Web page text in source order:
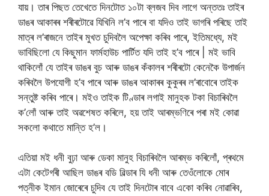
যায়। তাৰ পিছত তেখেতে দিনটোত ১০টা ব্লজব দিব লাগে অন্ততঃ তাইৰ
ডাঙৰ আকাৰৰ শৰীৰটোৱে যিখিনি ল’ব পাৰে বা যদিও তাই ভাগৰি পৰিছে তাই
মাত্ৰ ল’ৰাজনে তাইৰ মুখত চুদিবলৈ অপেক্ষা কৰিব পাৰে, ইতিমধ্যে, মই
ভাবিছিলো যে কিছুমান ফাৰ্মহাউচ পাৰ্টিত যদি তাই হ’ব পাৰে | মই ভাবি
থাকিলোঁ যে তাইৰ ডাঙৰ বুচ আৰু ডাঙৰ কঁকালৰ শৰীৰটো কেনেকৈ উপাৰ্জন
কৰিবলৈ উপযোগী হ’ব পাৰে আৰু ডাঙৰ আকাৰৰ কুকুৰৰ ল’ৰাবোৰে তাইক
সন্তুষ্ট কৰিব পাৰে। মইও তাইক টিণ্ডাৰ লগাই মানুহক টকা বিচাৰিবলৈ
ক’লোঁ আৰু তাই অৱশেষত কৰিলে, হয় তাই আৰম্ভণিৰে পৰা মই কোৱা
সকলো কথাতে মান্তি হ’ল।
এতিয়া মই ধনী বুঢ়া আৰু ডেকা মানুহ বিচাৰিবলৈ আৰম্ভ কৰিলোঁ, প্ৰথমে
এটা কেটেগৰী আছিল ডাঙৰ বডি বিল্ডাৰ যি ধনী আৰু তেওঁলোকে মোৰ
পত্নীক ইমান জোৰেৰে চুদিব যে তাই দিনটোৰ বাবে একো কৰিব নোৱাৰিব,